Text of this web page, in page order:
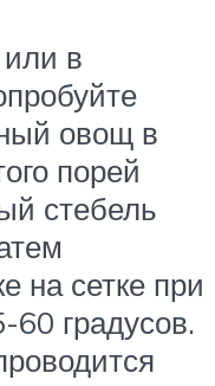
в
овощ в
порей
стебель
на сетке при
60 градусов.